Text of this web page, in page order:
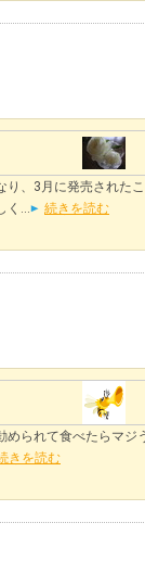
、3月に発売された
...
続きを読む
られて食べたらマ
きを読む